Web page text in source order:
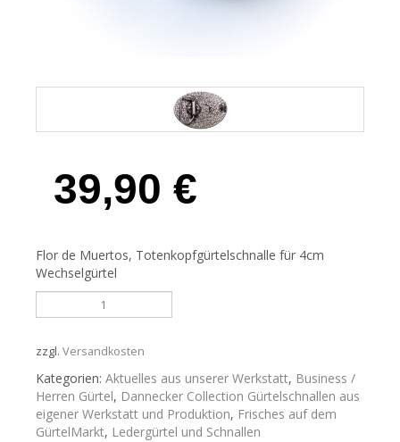
39,90 €
Flor de Muertos, Totenkopfgürtelschnalle für 4cm
Wechselgürtel
de
Totenkopfgürtelschnalle
aus
meiner
Werkstatt
Menge
zzgl. Versandkosten
Kategorien: Aktuelles aus unserer Werkstatt, Business /
Herren Gürtel, Dannecker Collection Gürtelschnallen aus
eigener Werkstatt und Produktion, Frisches auf dem
GürtelMarkt, Ledergürtel und Schnallen